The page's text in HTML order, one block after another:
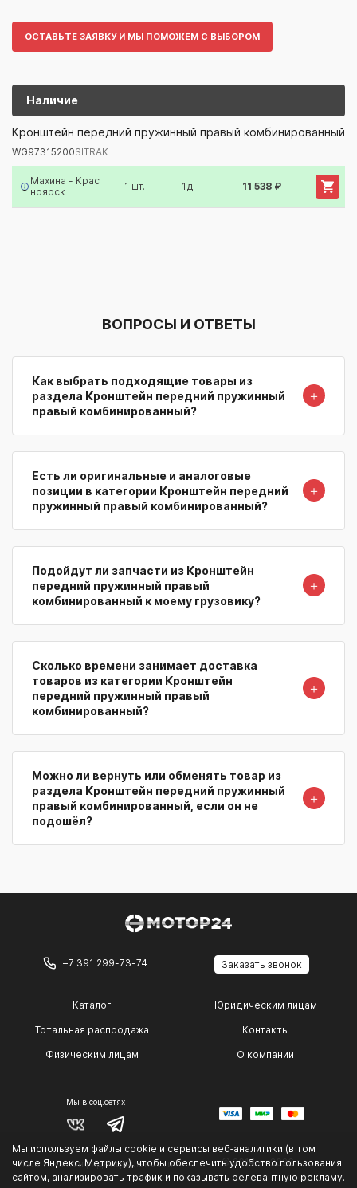
ОСТАВЬТЕ ЗАЯВКУ И МЫ ПОМОЖЕМ С ВЫБОРОМ
Наличие
Артикул/БрендНаименование
WG97315200SITRAK
Кронштейн передний пружинный правый комбинированный
WG97315200SITRAK
Махина - Крас
ноярск
1 шт. 1д 11 538 ₽
ВОПРОСЫ И ОТВЕТЫ
Как выбрать подходящие товары из
раздела Кронштейн передний пружинный
правый комбинированный?
＋
Есть ли оригинальные и аналоговые
позиции в категории Кронштейн передний
пружинный правый комбинированный?
＋
Подойдут ли запчасти из Кронштейн
передний пружинный правый
комбинированный к моему грузовику?
＋
Сколько времени занимает доставка
товаров из категории Кронштейн
передний пружинный правый
комбинированный?
＋
Можно ли вернуть или обменять товар из
раздела Кронштейн передний пружинный
правый комбинированный, если он не
подошёл?
＋
Мы используем файлы cookie и сервисы веб‑аналитики (в том
числе Яндекс. Метрику), чтобы обеспечить удобство пользования
сайтом, анализировать трафик и показывать релевантную рекламу.
+7 391 299-73-74 Заказать звонок
Каталог
Тотальная распродажа
Физическим лицам
Юридическим лицам
Контакты
О компании
Мы в соц.сетях
Политика конфиденциальности © 2014 — 2026 г.
.